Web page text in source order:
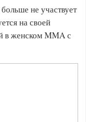
не участвует
на своей
в женском MMA с